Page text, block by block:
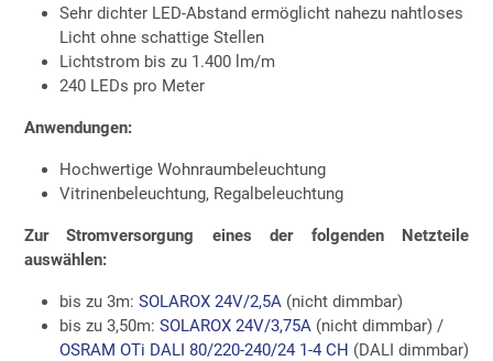
Sehr dichter LED-Abstand ermöglicht nahezu nahtloses
Licht ohne schattige Stellen
Lichtstrom bis zu 1.400 lm/m
240 LEDs pro Meter
Anwendungen:
Hochwertige Wohnraumbeleuchtung
Vitrinenbeleuchtung, Regalbeleuchtung
Zur Stromversorgung eines der folgenden Netzteile
auswählen:
bis zu 3m: SOLAROX 24V/2,5A(nicht dimmbar)
bis zu 3,50m: SOLAROX 24V/3,75A(nicht dimmbar) /
OSRAM OTi DALI 80/220-240/24 1-4 CH (DALI dimmbar)